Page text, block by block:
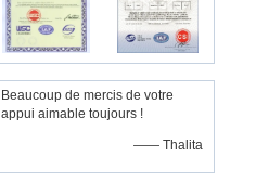
Beaucoup de mercis de votre
appui aimable toujours !
—— Thalita